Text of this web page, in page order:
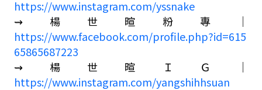
https://www.instagram.com/yssnake
⇝楊世暄粉專｜
https://www.facebook.com/profile.php?id=615
65865687223
⇝楊世暄ＩＧ｜
https://www.instagram.com/yangshihhsuan